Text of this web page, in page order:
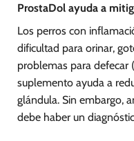
ProstaDol ayuda a
Los perros con
dificultad para orinar,
problemas para defecar
suplemento ayuda a
glándula. Sin embargo,
debe haber un